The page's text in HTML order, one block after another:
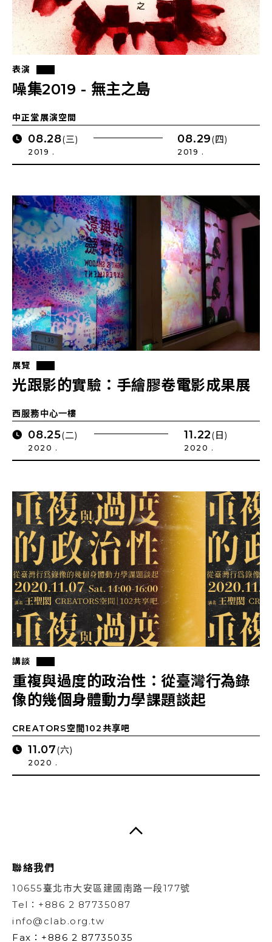
表演
噪集2019 - 無主之島
中正堂展演空間
08.28(三)
2019 .
08.29(四)
2019 .
展覽
光跟影的實驗：手繪膠卷電影成果展
西服務中心一樓
08.25(二)
2020 .
11.22(日)
2020 .
講談
重複與過度的政治性：從臺灣行為錄
像的幾個身體動力學課題談起
CREATORS空間102共享吧
11.07(六)
2020 .
聯絡我們
10655臺北市大安區建國南路一段177號
Tel：+886 2 87735087
info@clab.org.tw
Fax：+886 2 87735035